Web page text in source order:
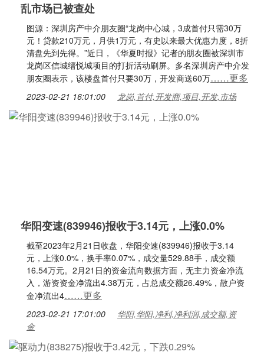
乱市场已被查处
图源：深圳房产中介朋友圈“龙岗中心城，3成首付只需30万
元！贷款210万元，月供1万元，有史以来最大优惠力度，8折
清盘先到先得。”近日，《华夏时报》记者的朋友圈被深圳市
龙岗区信城缙悦城项目的打折活动刷屏。多名深圳房产中介发
朋友圈表示，该楼盘首付只要30万，开发商送60万……更多
2023-02-21 16:01:00 龙岗,首付,开发商,项目,开发,市场
华阳变速(839946)报收于3.14元，上涨0.0%
截至2023年2月21日收盘，华阳变速(839946)报收于3.14
元，上涨0.0%，换手率0.07%，成交量529.88手，成交额
16.54万元。2月21日的资金流向数据方面，无主力资金净流
入，游资资金净流出4.38万元，占总成交额26.49%，散户资
金净流出4……更多
2023-02-21 17:01:00
华阳,华阳,净利,净利润,成交额,资
金